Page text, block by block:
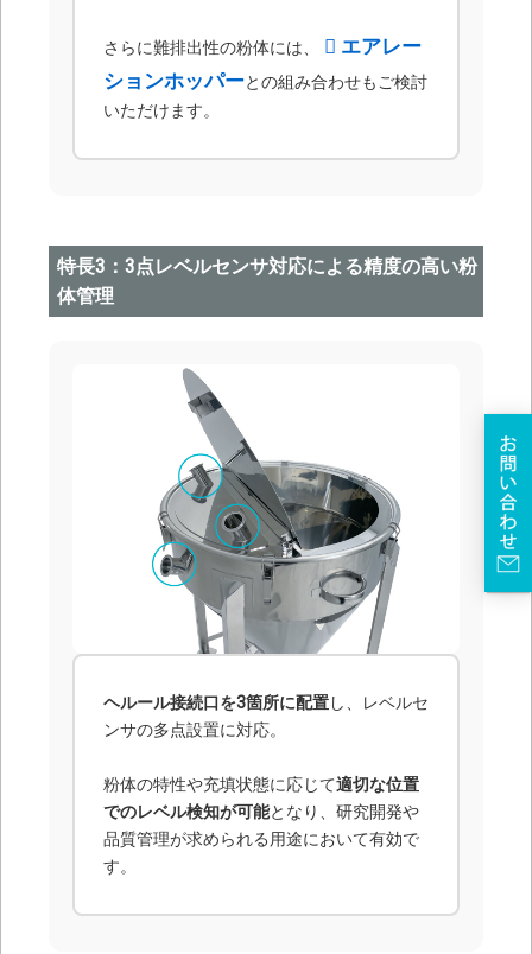
さらに難排出性の粉体には、
エアレー
ションホッパーとの組み合わせもご検討
いただけます。
特長3：3点レベルセンサ対応による精度の高い粉
体管理
ヘルール接続口を3箇所に配置し、レベルセ
ンサの多点設置に対応。
粉体の特性や充填状態に応じて適切な位置
でのレベル検知が可能となり、研究開発や
品質管理が求められる用途において有効で
す。